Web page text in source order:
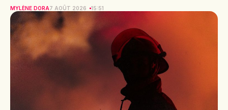
MYLÈNE DORA7 AOÛT 2026 15:51